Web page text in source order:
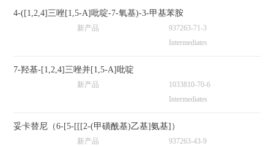
4-([1,2,4]三唑[1,5-A]吡啶-7-氧基)-3-甲基苯胺
937263-71-3
新产品
Intermediates
7-羟基-[1,2,4]三唑并[1,5-A]吡啶
1033810-70-6
新产品
Intermediates
妥卡替尼（6-[5-[[[2-(甲磺酰基)乙基]氨基]）
937263-43-9
新产品